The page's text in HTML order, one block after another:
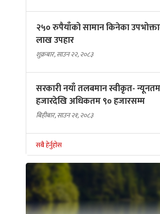
२५० रुपैयाँको सामान किनेका
लाख उपहार
शुक्रबार, साउन २२, २०८३
सरकारी नयाँ तलबमान स्वीकृत-
हजारदेखि अधिकतम ९० हजारसम्म
बिहीबार, साउन २१, २०८३
सबै हेर्नुहोस